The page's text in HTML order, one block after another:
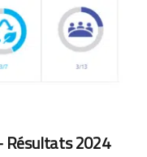
Résultats 2024